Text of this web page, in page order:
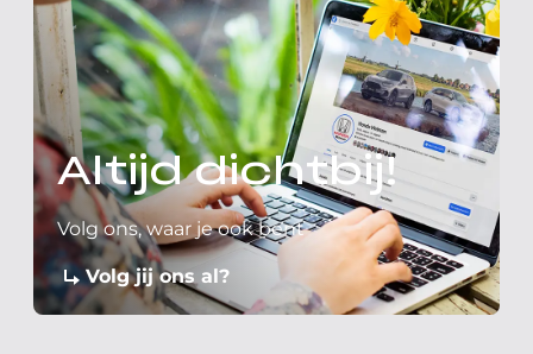
Altijd dichtbij!
Volg ons, waar je ook bent
Volg jij ons al?